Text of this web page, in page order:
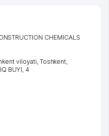
CHEMICALS
viloyati, Toshkent,
BUYI, 4